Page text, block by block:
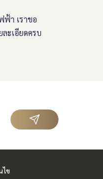
ฟ้า เราขอ
ะเอียดครบ
ไข